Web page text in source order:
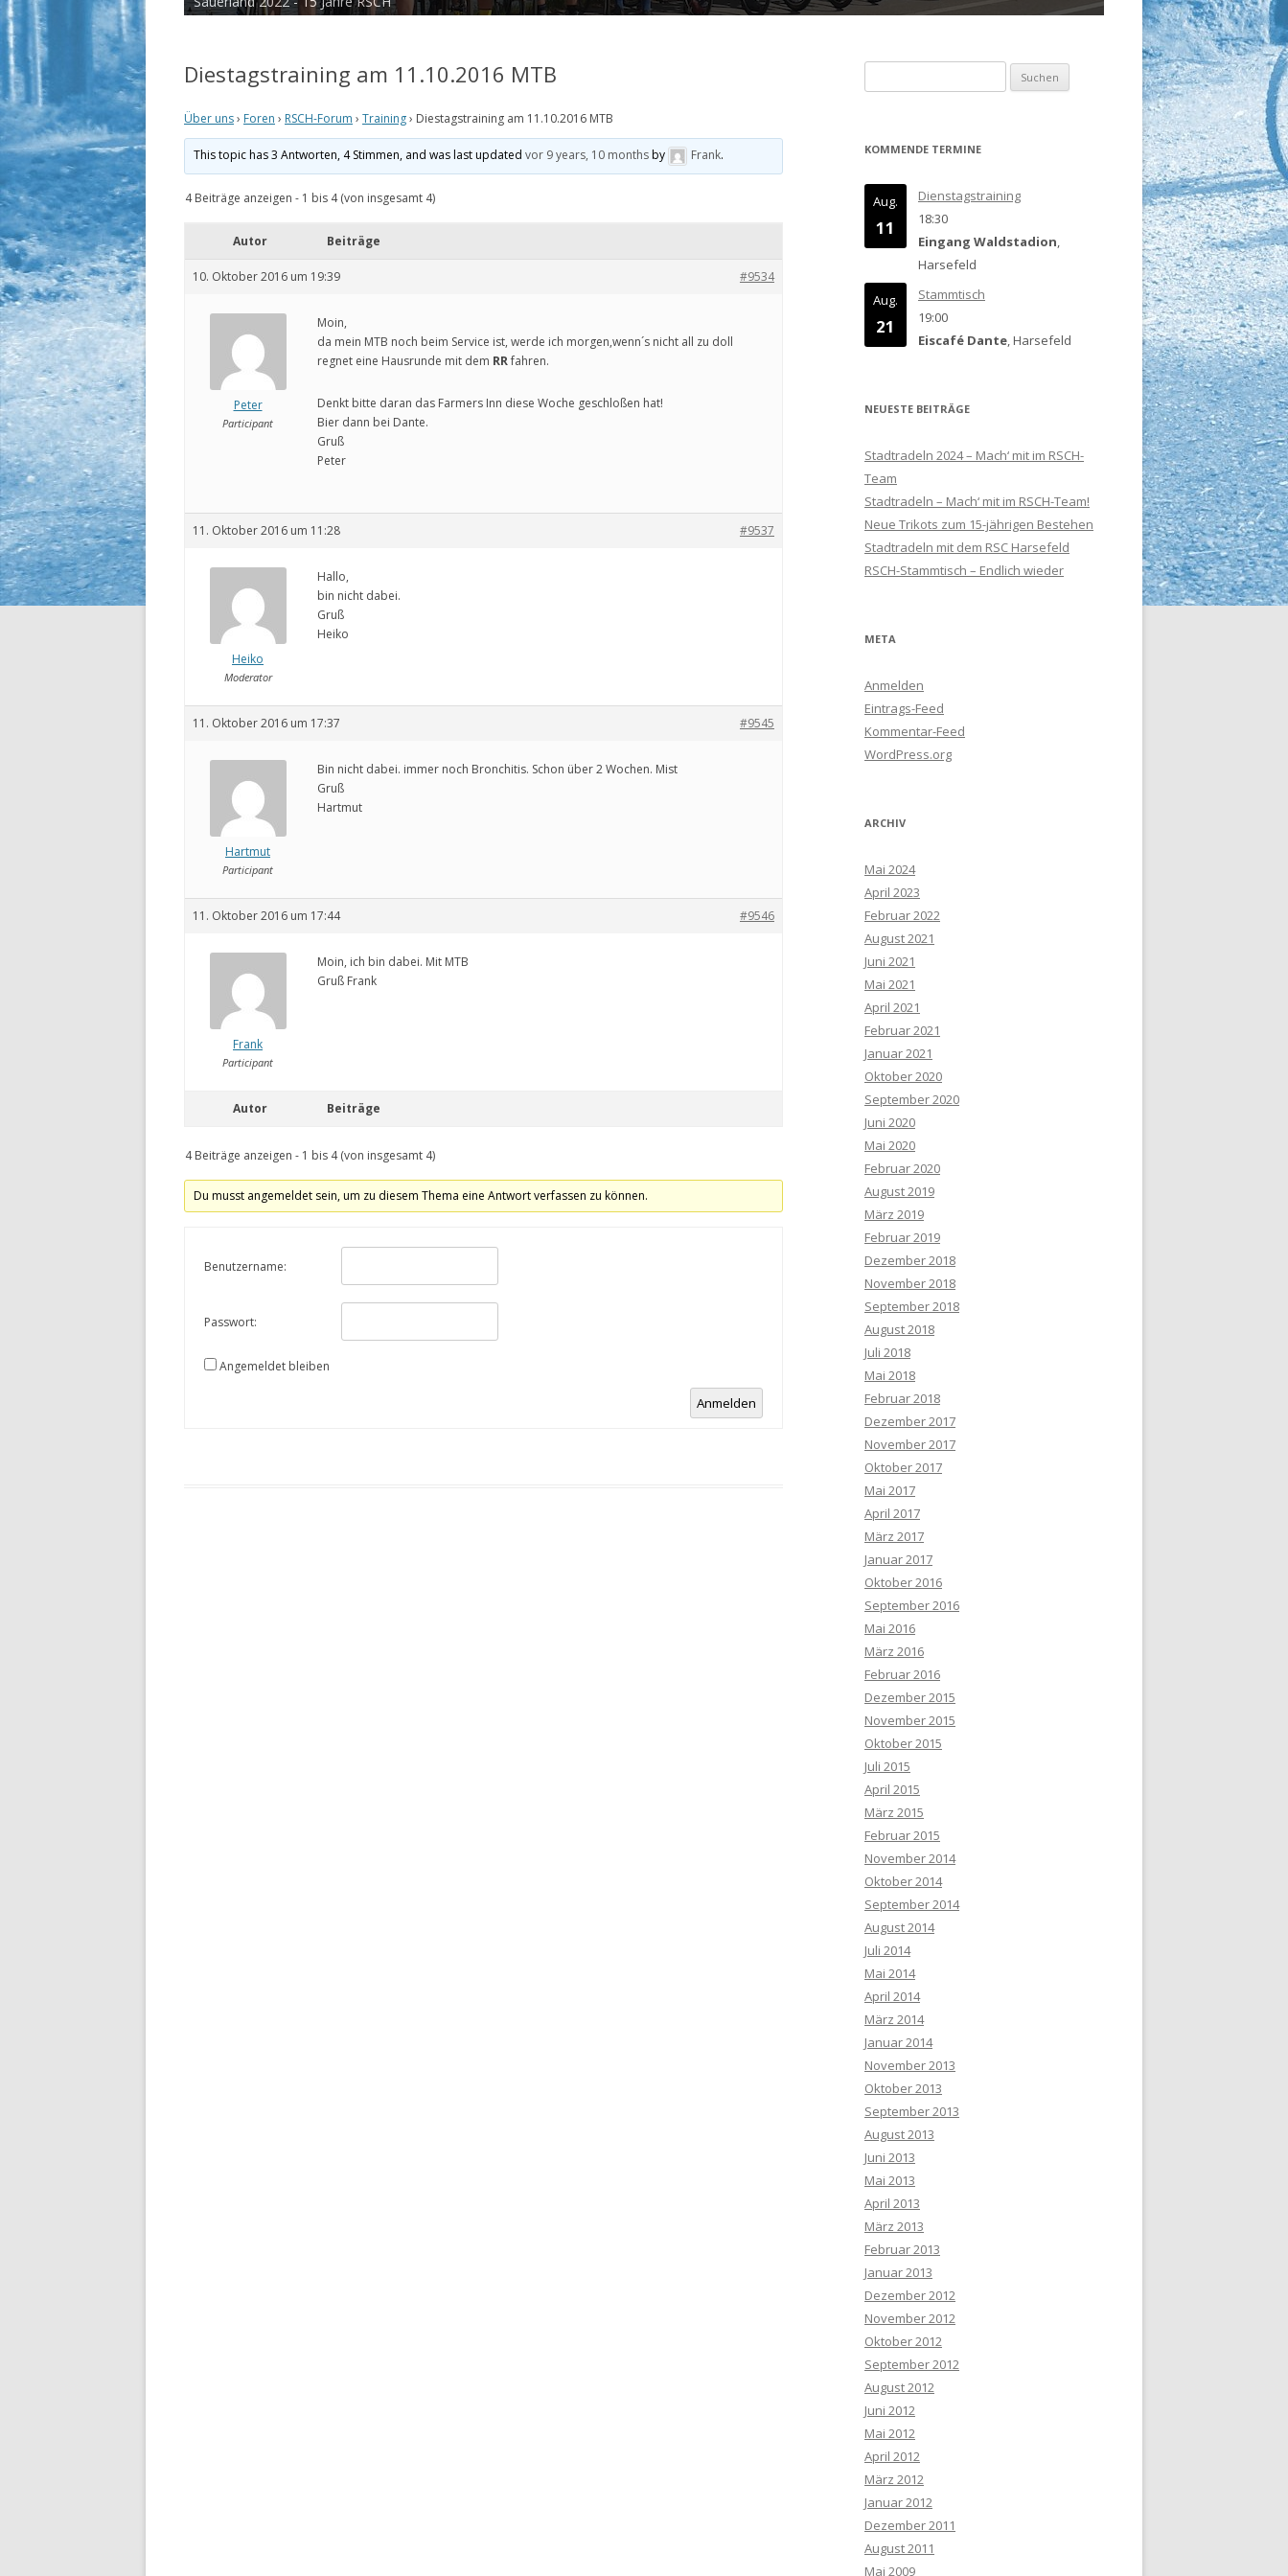
Diestagstraining am 11.10.2016 MTB
Über uns› Foren › RSCH-Forum › Training› Diestagstraining am 11.10.2016 MTB
This topic has 3 Antworten, 4 Stimmen, and was last updatedvor 9 years, 10 monthsby Frank.
4 Beiträge anzeigen - 1 bis 4 (von insgesamt 4)
Autor Beiträge
10. Oktober 2016 um 19:39 #9534
Peter
Participant
Moin,
da mein MTB noch beim Service ist, werde ich morgen,wenn´s nicht all zu doll
regnet eine Hausrunde mit dem RRfahren.
Denkt bitte daran das Farmers Inn diese Woche geschloßen hat!
Bier dann bei Dante.
Gruß
Peter
11. Oktober 2016 um 11:28 #9537
Heiko
Moderator
Hallo,
bin nicht dabei.
Gruß
Heiko
11. Oktober 2016 um 17:37 #9545
Hartmut
Participant
Bin nicht dabei. immer noch Bronchitis. Schon über 2 Wochen. Mist
Gruß
Hartmut
11. Oktober 2016 um 17:44 #9546
Frank
Participant
Moin, ich bin dabei. Mit MTB
Gruß Frank
Autor Beiträge
4 Beiträge anzeigen - 1 bis 4 (von insgesamt 4)
Du musst angemeldet sein, um zu diesem Thema eine Antwort verfassen zu können.
Benutzername:
Passwort:
Angemeldet bleiben
Anmelden
nach:
KOMMENDE TERMINE
Aug.
11
Dienstagstraining
18:30
Eingang Waldstadion,
Harsefeld
Aug.
21
Stammtisch
19:00
Eiscafé Dante, Harsefeld
NEUESTE BEITRÄGE
Stadtradeln 2024 – Mach‘ mit im RSCH-
Team
Stadtradeln – Mach‘ mit im RSCH-Team!
Neue Trikots zum 15-jährigen Bestehen
Stadtradeln mit dem RSC Harsefeld
RSCH-Stammtisch – Endlich wieder
META
Anmelden
Eintrags-Feed
Kommentar-Feed
WordPress.org
ARCHIV
Mai 2024
April 2023
Februar 2022
August 2021
Juni 2021
Mai 2021
April 2021
Februar 2021
Januar 2021
Oktober 2020
September 2020
Juni 2020
Mai 2020
Februar 2020
August 2019
März 2019
Februar 2019
Dezember 2018
November 2018
September 2018
August 2018
Juli 2018
Mai 2018
Februar 2018
Dezember 2017
November 2017
Oktober 2017
Mai 2017
April 2017
März 2017
Januar 2017
Oktober 2016
September 2016
Mai 2016
März 2016
Februar 2016
Dezember 2015
November 2015
Oktober 2015
Juli 2015
April 2015
März 2015
Februar 2015
November 2014
Oktober 2014
September 2014
August 2014
Juli 2014
Mai 2014
April 2014
März 2014
Januar 2014
November 2013
Oktober 2013
September 2013
August 2013
Juni 2013
Mai 2013
April 2013
März 2013
Februar 2013
Januar 2013
Dezember 2012
November 2012
Oktober 2012
September 2012
August 2012
Juni 2012
Mai 2012
April 2012
März 2012
Januar 2012
Dezember 2011
August 2011
Mai 2009